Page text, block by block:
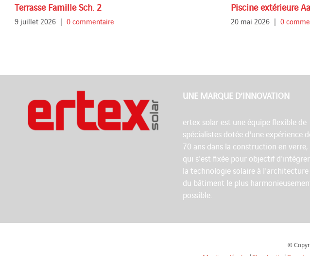
Terrasse Famille Sch. 2
9 juillet 2026 | 0 commentaire
Piscine extérieure
20 mai 2026 | 0
UNE MARQUE D’INNOVATION
ertex solar est une équipe flexible de
spécialistes dotée d'une expérience
70 ans dans la construction en verre,
qui s'est fixée pour objectif d'intégrer
la technologie solaire à l'architecture
du bâtiment le plus
possible.
©